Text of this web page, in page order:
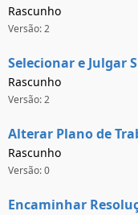
Rascunho
Versão: 2
Selecionar e Julgar
Rascunho
Versão: 2
Alterar Plano de
Rascunho
Versão: 0
Encaminhar